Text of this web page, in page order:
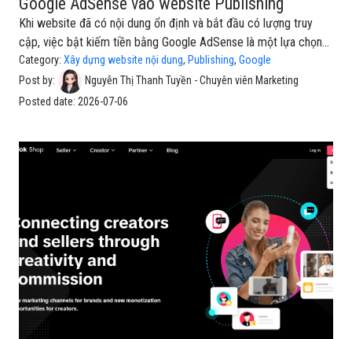
Khi website đã có nội dung ổn định và bắt đầu có lượng truy
cập, việc bật kiếm tiền bằng Google AdSense là một lựa chọn
đáng cân nhắc. Thay vì chỉ xuất bản bài viết hoặc chia sẻ thông
tin, bạn có thể cho phép Google hiển thị quảng cáo phù hợp trên
website và tạo thêm doanh thu từ nội dung của mình.Tuy nhiên,
đăng ký tài khoản, nhập website, chấp nhận điều khoản, sao
và nếu cần thì tạo thêm đơn vị quảng cáo thủ cô
Category: Xây dựng website nội dung, Publishing, Google
Post by:
Nguyễn Thị Thanh Tuyền - Chuyên viên Marketing
Posted date: 2026-07-06